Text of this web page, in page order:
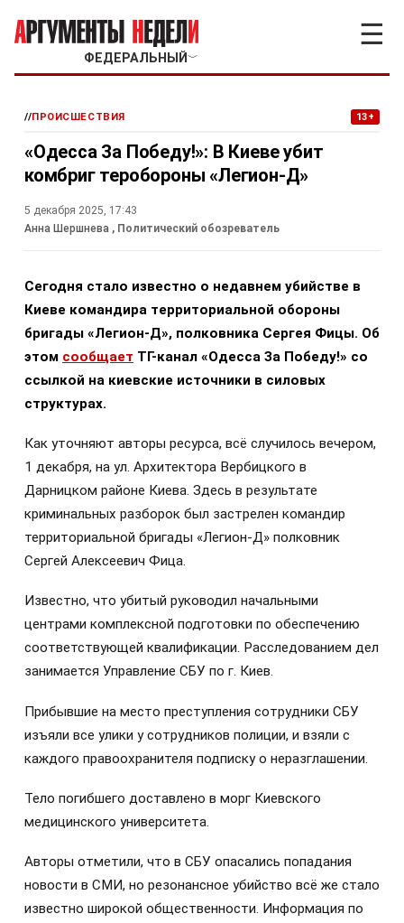
ФЕДЕРАЛЬНЫЙ ﹀
☰
//ПРОИСШЕСТВИЯ 13+
«Одесса За Победу!»: В Киеве убит
комбриг теробороны «Легион-Д»
5 декабря 2025, 17:43
Анна Шершнева , Политический обозреватель
Сегодня стало известно о недавнем убийстве в
Киеве командира территориальной обороны
бригады «Легион-Д», полковника Сергея Фицы. Об
этом сообщает ТГ-канал «Одесса За Победу!» со
ссылкой на киевские источники в силовых
структурах.
Как уточняют авторы ресурса, всё случилось вечером,
1 декабря, на ул. Архитектора Вербицкого в
Дарницком районе Киева. Здесь в результате
криминальных разборок был застрелен командир
территориальной бригады «Легион-Д» полковник
Сергей Алексеевич Фица.
Известно, что убитый руководил начальными
центрами комплексной подготовки по обеспечению
соответствующей квалификации. Расследованием дел
занимается Управление СБУ по г. Киев.
Прибывшие на место преступления сотрудники СБУ
изъяли все улики у сотрудников полиции, и взяли с
каждого правоохранителя подписку о неразглашении.
Тело погибшего доставлено в морг Киевского
медицинского университета.
Авторы отметили, что в СБУ опасались попадания
новости в СМИ, но резонансное убийство всё же стало
известно широкой общественности. Информация по